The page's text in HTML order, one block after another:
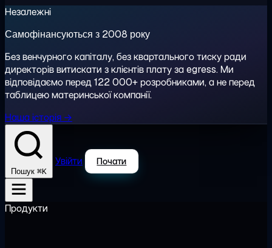
Незалежні
Самофінансуються з 2008 року
Без венчурного капіталу, без квартального тиску ради
директорів витискати з клієнтів плату за egress. Ми
відповідаємо перед 122 000+ розробниками, а не перед
таблицею материнської компанії.
Наша історія →
Пошук ⌘K
Увійти Почати
Продукти